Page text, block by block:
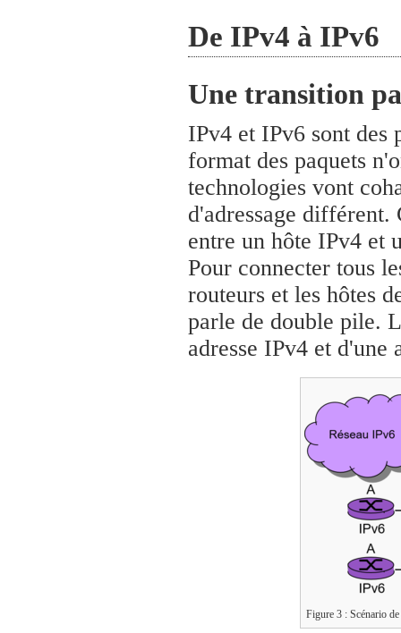
De IPv4 à IPv6
Une transition
IPv4 et IPv6 sont des
format des paquets
technologies vont
d'adressage différent.
entre un hôte IPv4 et
Pour connecter tous
routeurs et les hôtes
parle de double pile.
adresse IPv4 et d'une
Figure 3 : Scénario